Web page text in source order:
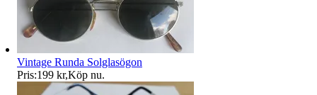
Vintage Runda Solglasögon
Pris:199 kr,Köp nu.